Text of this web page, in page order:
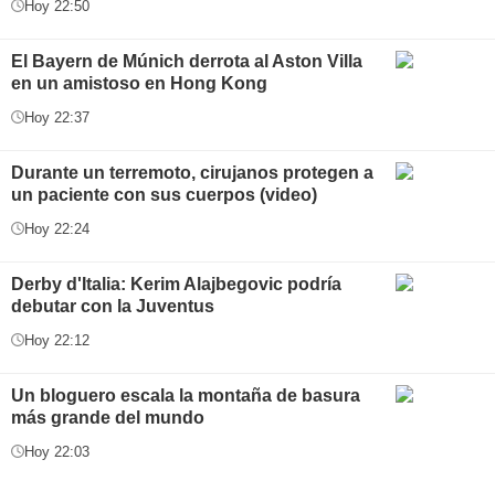
Hoy 22:50
El Bayern de Múnich derrota al Aston Villa
en un amistoso en Hong Kong
Hoy 22:37
Durante un terremoto, cirujanos protegen a
un paciente con sus cuerpos (video)
Hoy 22:24
Derby d'Italia: Kerim Alajbegovic podría
debutar con la Juventus
Hoy 22:12
Un bloguero escala la montaña de basura
más grande del mundo
Hoy 22:03